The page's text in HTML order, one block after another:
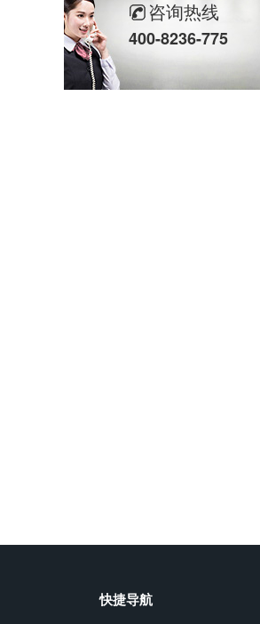
以母爱为名丨执扇寻夏 共赴一场美好花事
咨询热线
400-8236-775
快捷导航